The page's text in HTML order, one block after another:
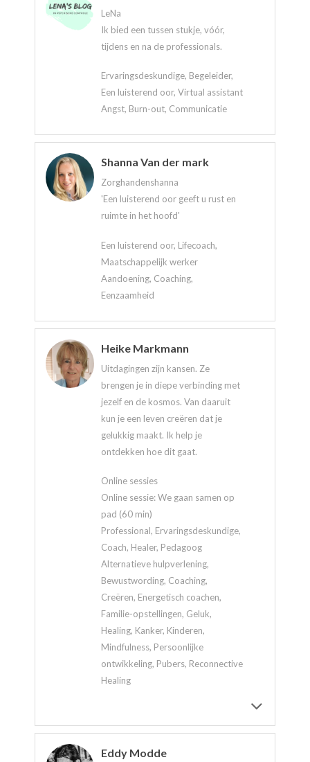
LeNa
Ik bied een tussen stukje, vóór,
tijdens en na de professionals.
Ervaringsdeskundige, Begeleider,
Een luisterend oor, Virtual assistant
Angst, Burn-out, Communicatie
Shanna Van der mark
Zorghandenshanna
'Een luisterend oor geeft u rust en
ruimte in het hoofd'
Een luisterend oor, Lifecoach,
Maatschappelijk werker
Aandoening, Coaching,
Eenzaamheid
Heike Markmann
Uitdagingen zijn kansen. Ze
brengen je in diepe verbinding met
jezelf en de kosmos. Van daaruit
kun je een leven creëren dat je
gelukkig maakt. Ik help je
ontdekken hoe dit gaat.
Online sessies
Online sessie: We gaan samen op
pad (60 min)
Professional, Ervaringsdeskundige,
Coach, Healer, Pedagoog
Alternatieve hulpverlening,
Bewustwording, Coaching,
Creëren, Energetisch coachen,
Familie-opstellingen, Geluk,
Healing, Kanker, Kinderen,
Mindfulness, Persoonlijke
ontwikkeling, Pubers, Reconnective
Healing
Eddy Modde